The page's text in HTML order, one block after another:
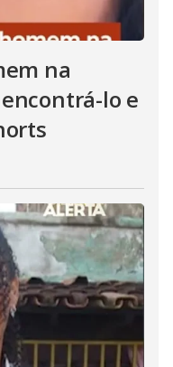
na
lo e